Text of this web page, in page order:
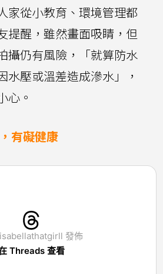
家從小教育、環境管理都
提醒，雖然畫面吸睛，但
攝仍有風險，「就算防水
水壓或溫差造成滲水」，
心。
有礙健康
發佈
Threads 查看